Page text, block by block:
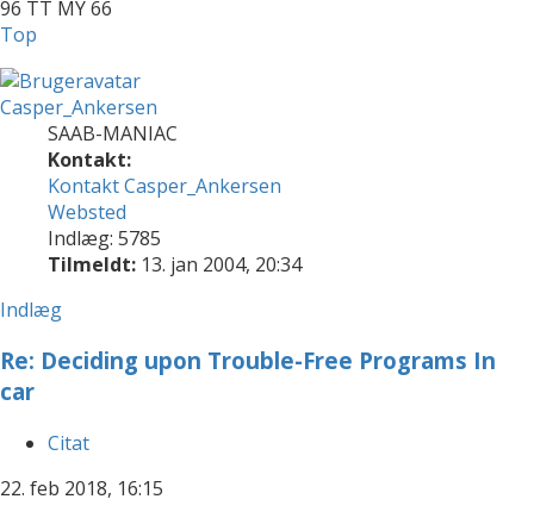
96 TT MY 66
Top
Casper_Ankersen
SAAB-MANIAC
Kontakt:
Kontakt Casper_Ankersen
Websted
Indlæg: 5785
Tilmeldt: 13. jan 2004, 20:34
Indlæg
Re: Deciding upon Trouble-Free Programs In
car
Citat
22. feb 2018, 16:15